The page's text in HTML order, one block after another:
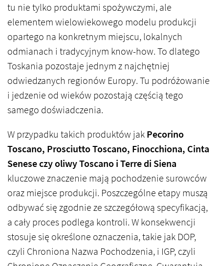
tu nie tylko produktami spożywczymi, ale
elementem wielowiekowego modelu produkcji
opartego na konkretnym miejscu, lokalnych
odmianach i tradycyjnym know-how. To dlatego
Toskania pozostaje jednym z najchętniej
odwiedzanych regionów Europy. Tu podróżowanie
i jedzenie od wieków pozostają częścią tego
samego doświadczenia.
W przypadku takich produktów jakPecorino
Toscano, Prosciutto Toscano, Finocchiona, Cinta
Senese czy oliwy Toscano i Terre di Siena
kluczowe znaczenie mają pochodzenie surowców
oraz miejsce produkcji. Poszczególne etapy muszą
odbywać się zgodnie ze szczegółową specyfikacją,
a cały proces podlega kontroli. W konsekwencji
stosuje się określone oznaczenia, takie jak DOP,
czyli Chroniona Nazwa Pochodzenia, i IGP, czyli